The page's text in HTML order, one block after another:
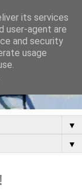
▼
▼
its services
user-agent are
and security
usage